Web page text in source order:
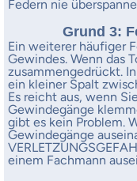
Federn nie
Grund 3:
Ein weiterer häufiger
Gewindes. Wenn das
zusammengedrückt.
ein kleiner Spalt
Es reicht aus, wenn
Gewindegänge
gibt es kein Problem.
Gewindegänge
einem Fachmann